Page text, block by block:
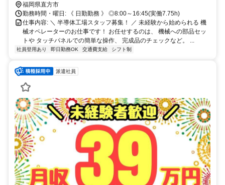
で30分 ※その他 八幡西区・宮若市・飯塚市・田川市と他多数勤務地
あり。
福岡県直方市
勤務時間・曜日: 《 日勤勤務 》 ◎8:00～16:45(実働7.75h)
仕事内容: ＼ 半導体工場スタッフ募集！ ／ 未経験から始められる 機
械オペレーターのお仕事です！ お任せするのは、 機械への部品セッ
トや タッチパネルでの簡単な操作、 完成品のチェックなど。 ...
社員登用あり 即日勤務OK 交通費支給 シフト制
派遣社員